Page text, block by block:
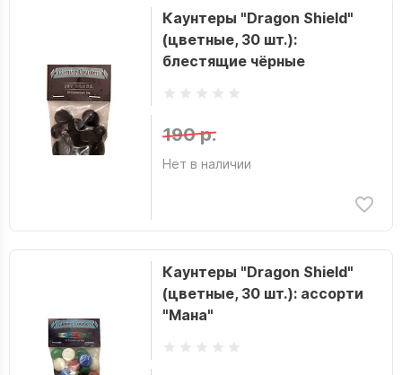
Каунтеры "Dragon Shield"
(цветные, 30 шт.):
блестящие чёрные
190 р.
Нет в наличии
Каунтеры "Dragon Shield"
(цветные, 30 шт.): ассорти
"Мана"